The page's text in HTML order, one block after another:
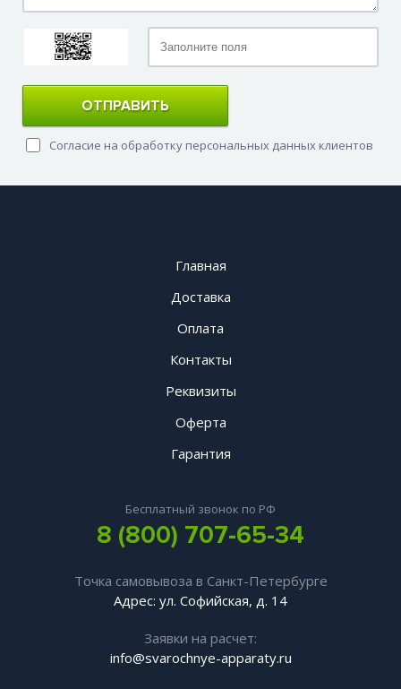
ОТПРАВИТЬ
Согласие на обработку персональных данных клиентов
Главная
Доставка
Оплата
Контакты
Реквизиты
Оферта
Гарантия
Бесплатный звонок по РФ
8 (800) 707-65-34
Точка самовывоза в Санкт-Петербурге
Адрес: ул. Софийская, д. 14
Заявки на расчет:
info@svarochnye-apparaty.ru